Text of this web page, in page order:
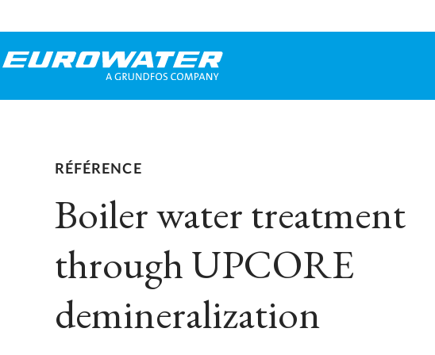
RÉFÉRENCE
Boiler water treatment
through UPCORE
demineralization